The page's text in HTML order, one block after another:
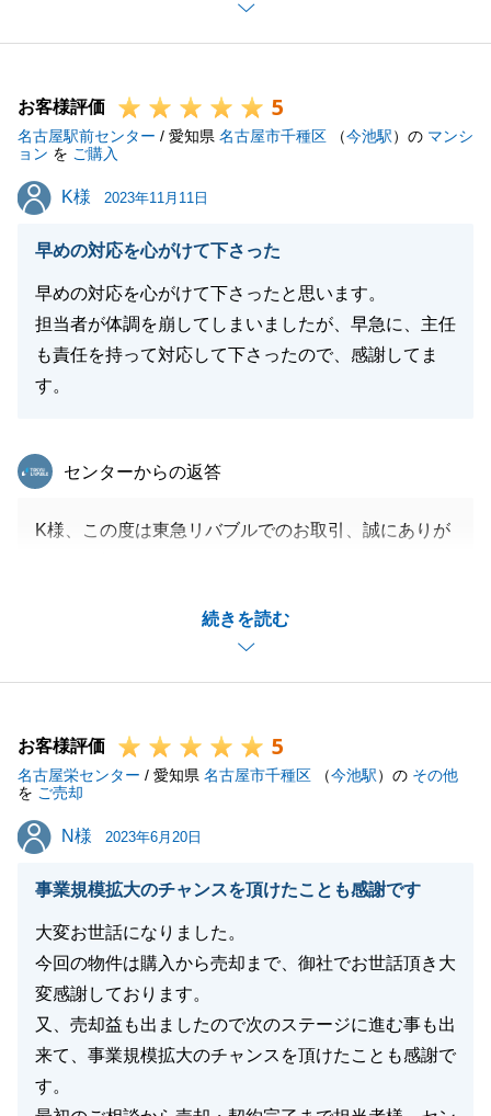
宜しくお願いいたします。
閉じる
お客様評価 5
名古屋駅前センター / 愛知県 名古屋市千種区 （今池駅）の マンシ
ョン を ご購入
K様
K様 2023年11月11日
早めの対応を心がけて下さった
早めの対応を心がけて下さったと思います。
担当者が体調を崩してしまいましたが、早急に、主任
も責任を持って対応して下さったので、感謝してま
す。
続きを読む
東急リバブル
センターからの返答
K様、この度は東急リバブルでのお取引、誠にありが
いしまいましたが、何度もご案内させて頂きK様の気
に入っていただける物件をご紹介できてうれしく思い
ます。
ことができず申し訳ございませんでした。
これからもお困りごとなどございましたらお気軽にご
連絡くださいませ。
今後とも東急リバブルをご愛顧の程、よろしくお願い
閉じる
お客様評価 5
名古屋栄センター / 愛知県 名古屋市千種区 （今池駅）の その他
を ご売却
N様
N様 2023年6月20日
事業規模拡大のチャンスを頂けたことも感謝です
大変お世話になりました。
今回の物件は購入から売却まで、御社でお世話頂き大
変感謝しております。
又、売却益も出ましたので次のステージに進む事も出
来て、事業規模拡大のチャンスを頂けたことも感謝で
す。